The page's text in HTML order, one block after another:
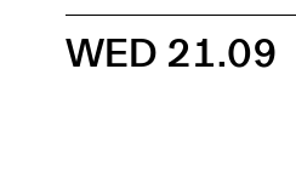
WED 21.09